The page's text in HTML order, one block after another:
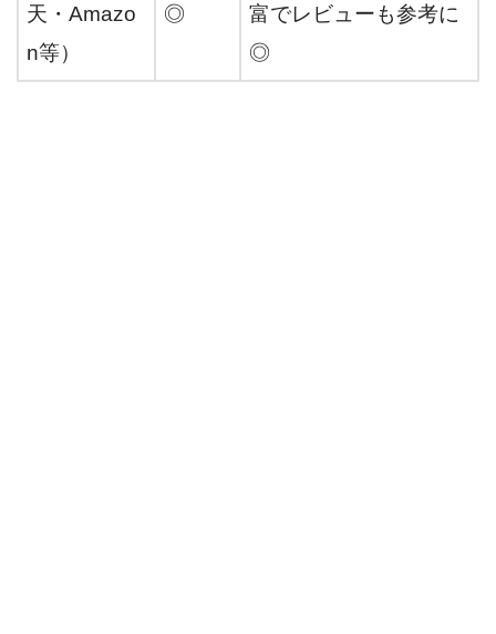
天・Amazo
n等）
◎
富でレビューも参考に
◎